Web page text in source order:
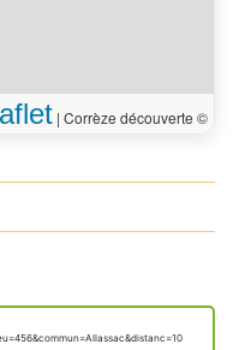
| Corrèze découverte ©